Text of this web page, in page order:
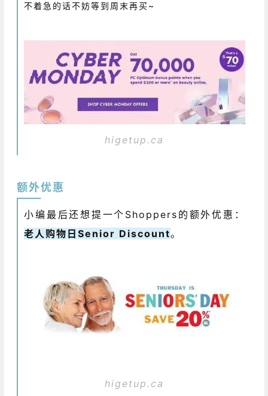
不着急的话不妨等到周末再买~
higetup.ca
额外优惠
小编最后还想提一个Shoppers的额外优惠：
老人购物日Senior Discount。
higetup.ca